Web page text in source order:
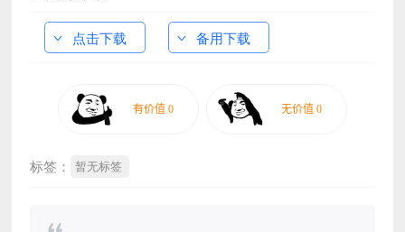
点击下载 备用下载
标签： 暂无标签